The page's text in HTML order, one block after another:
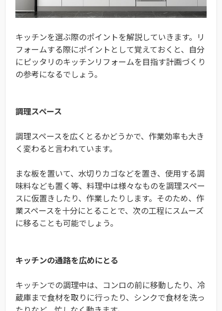
キッチンを選ぶ際のポイントを解説していきます。リ
フォームする際にポイントとして覚えておくと、自分
にピッタリのキッチンリフォームを目指す計画づくり
の参考になるでしょう。
調理スペース
調理スペースを広くとるかどうかで、作業効率も大き
く変わると言われています。
まな板を置いて、水切りカゴなどを置き、使用する調
味料なども置く等、料理中は様々なものを調理スペー
スに仮置きしたり、作業したりします。そのため、作
業スペースを十分にとることで、次の工程にスムーズ
に移ることも可能でしょう。
キッチンの通路を広めにとる
キッチンでの調理中は、コンロの前に移動したり、冷
蔵庫まで食材を取りに行ったり、シンクで食材を洗っ